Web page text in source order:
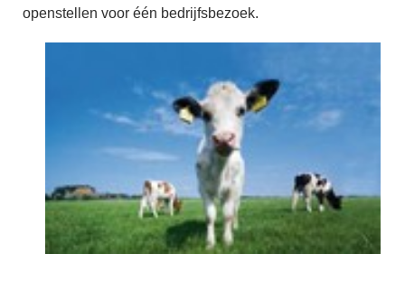
openstellen voor één bedrijfsbezoek.